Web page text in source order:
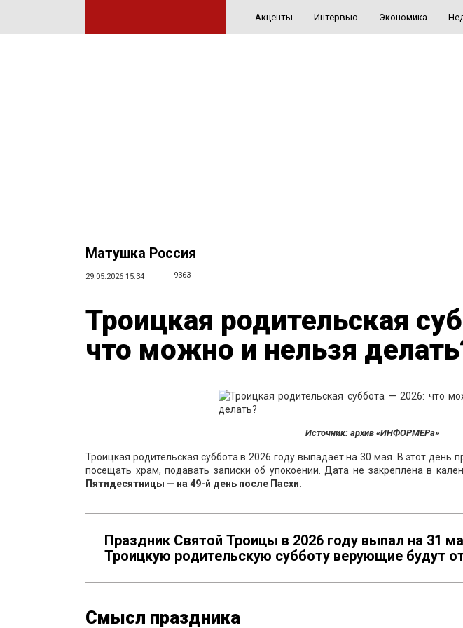
Акценты Интервью Экономика
Матушка Россия
29.05.2026 15:34 9363
Троицкая родительская
что можно и нельзя
Источник: архив «ИНФОРМЕРа»
Троицкая родительская суббота в 2026 году выпадает на 30 мая. В этот день
посещать храм, подавать записки об упокоении. Дата не закреплена в
Пятидесятницы — на 49-й день после Пасхи.
Праздник Святой Троицы в 2026 году выпал на 31
Троицкую родительскую субботу верующие будут
Смысл праздника